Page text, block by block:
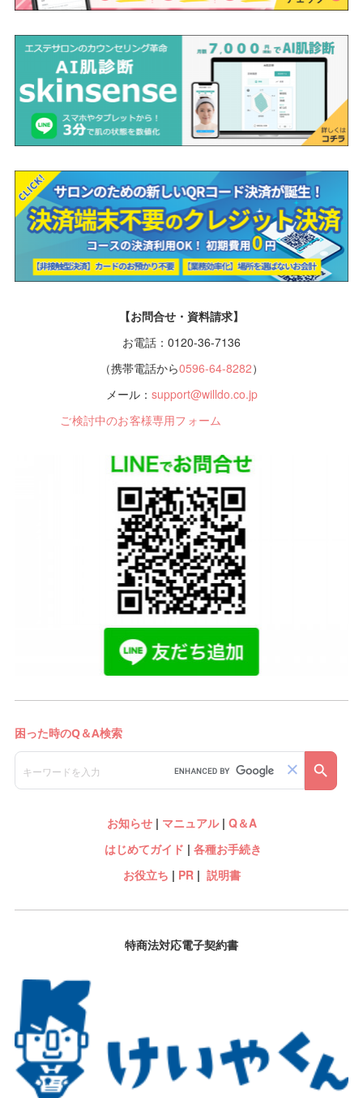
【お問合せ・資料請求】
お電話：0120-36-7136
（携帯電話から0596-64-8282）
メール： support@willdo.co.jp
ご検討中のお客様専用フォーム
お知らせ| マニュアル| Q＆A
はじめてガイド | 各種お手続き
お役立ち | PR| 説明書
特商法対応電子契約書